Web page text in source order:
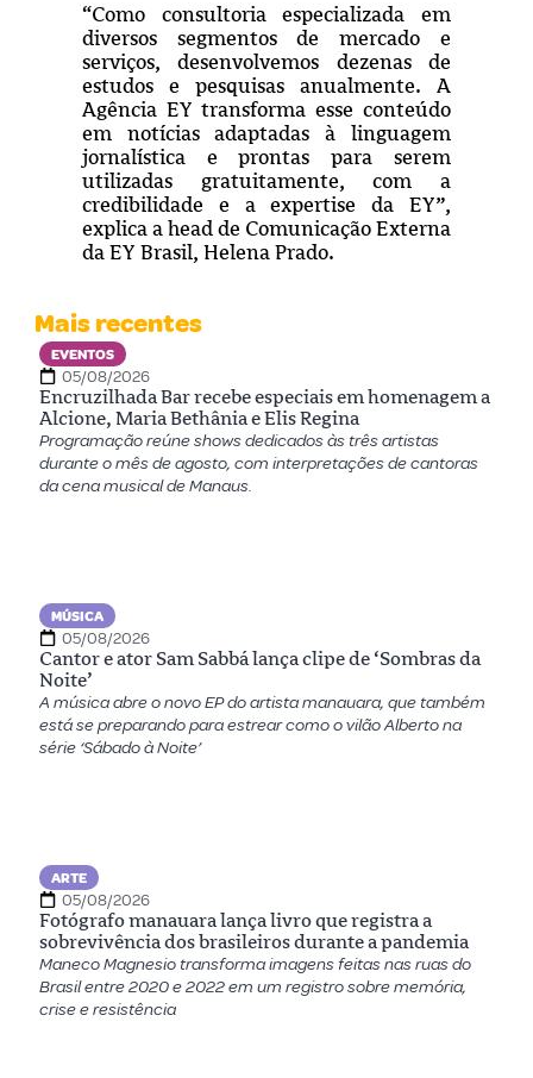
“Como consultoria especializada em
diversos segmentos de mercado e
serviços, desenvolvemos dezenas de
estudos e pesquisas anualmente. A
Agência EY transforma esse conteúdo
em notícias adaptadas à linguagem
jornalística e prontas para serem
utilizadas gratuitamente, com a
credibilidade e a expertise da EY”,
explica a head de Comunicação Externa
da EY Brasil, Helena Prado.
Mais recentes
EVENTOS
05/08/2026
Encruzilhada Bar recebe especiais em homenagem a
Alcione, Maria Bethânia e Elis Regina
Programação reúne shows dedicados às três artistas
durante o mês de agosto, com interpretações de cantoras
da cena musical de Manaus.
MÚSICA
05/08/2026
Cantor e ator Sam Sabbá lança clipe de ‘Sombras da
Noite’
A música abre o novo EP do artista manauara, que também
está se preparando para estrear como o vilão Alberto na
série ‘Sábado à Noite’
ARTE
05/08/2026
Fotógrafo manauara lança livro que registra a
sobrevivência dos brasileiros durante a pandemia
Maneco Magnesio transforma imagens feitas nas ruas do
Brasil entre 2020 e 2022 em um registro sobre memória,
crise e resistência